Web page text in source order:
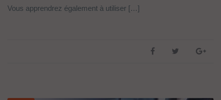
Vous apprendrez également à utiliser […]